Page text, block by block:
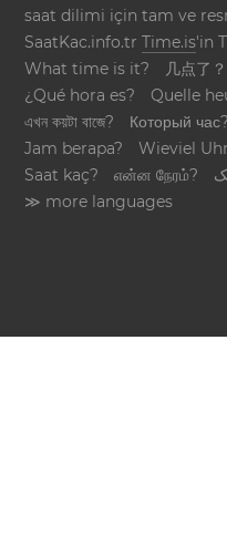
saat dilimi için tam ve
SaatKac.info.trTime.is'in
What time is it?
几点了？
¿Qué hora es?
Quelle
এখন কয়টা বাজে?
Который час?
Jam berapa?
Wieviel
Saat kaç?
என்ன நேரம்?
≫ more languages